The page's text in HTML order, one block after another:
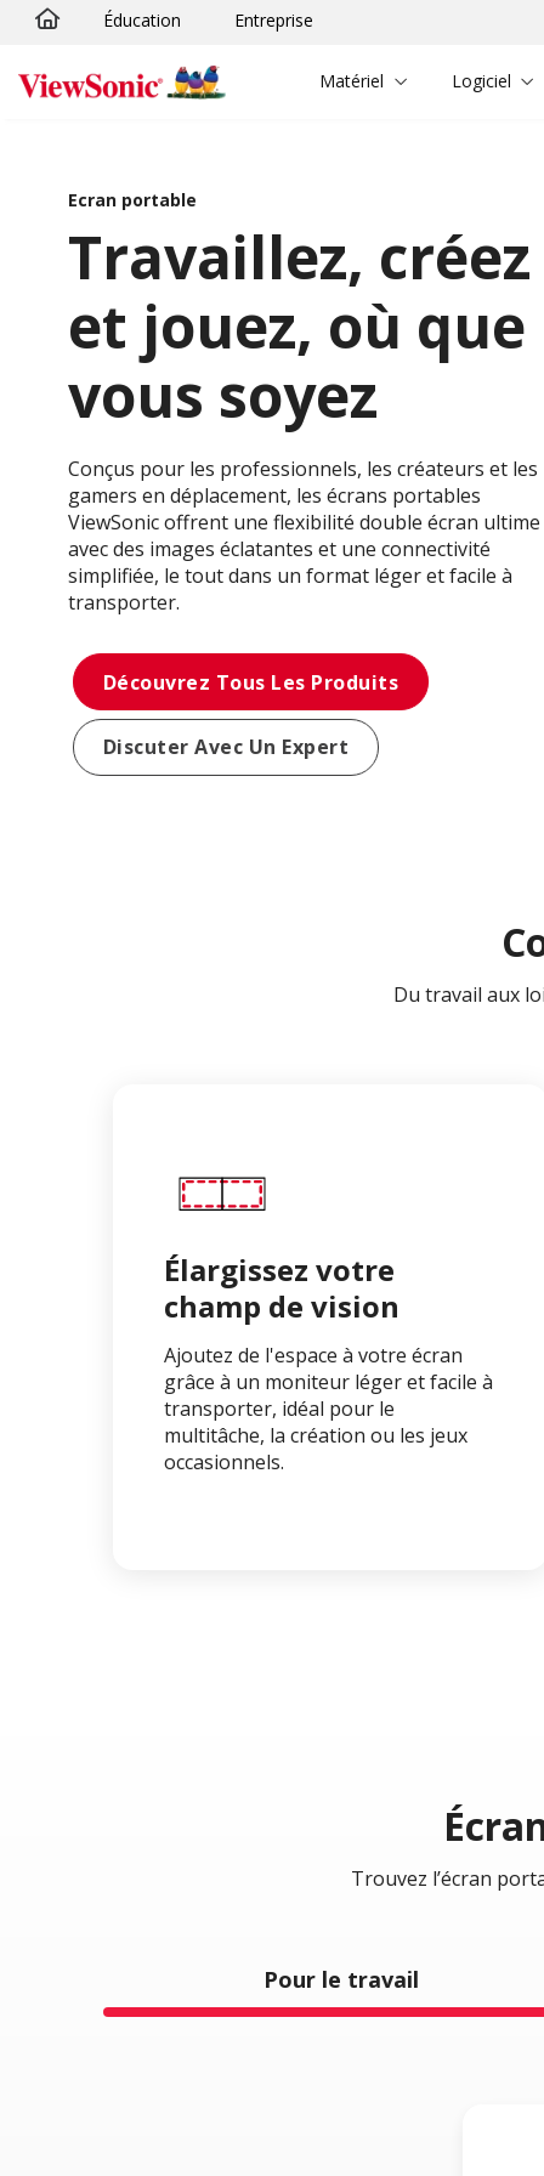
Passer au contenu principal
Éducation Entreprise
Matériel Logiciel
Ecran portable
Travaillez, créez
et jouez, où que
vous soyez
Conçus pour les professionnels, les créateurs et les
gamers en déplacement, les écrans portables
ViewSonic offrent une flexibilité double écran ultime
avec des images éclatantes et une connectivité
simplifiée, le tout dans un format léger et facile à
transporter.
Découvrez Tous Les Produits
Discuter Avec Un Expert
Du travail aux
Élargissez votre
champ de vision
Ajoutez de l'espace à votre écran
grâce à un moniteur léger et facile à
transporter, idéal pour le
multitâche, la création ou les jeux
occasionnels.
Trouvez l’écran
Pour le travail